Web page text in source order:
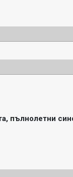
пълнолетни